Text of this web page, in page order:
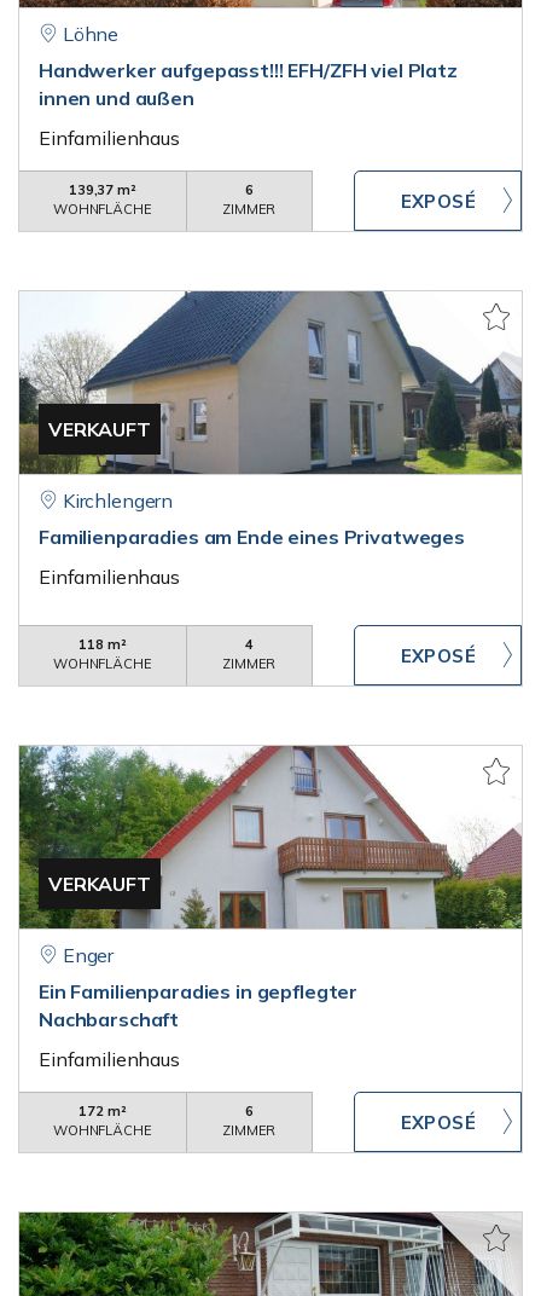
Löhne
Handwerker aufgepasst!!! EFH/ZFH viel Platz
innen und außen
Einfamilienhaus
139,37 m²
WOHNFLÄCHE
6
ZIMMER
VERKAUFT
Kirchlengern
Familienparadies am Ende eines Privatweges
Einfamilienhaus
118 m²
WOHNFLÄCHE
4
ZIMMER
VERKAUFT
Enger
Ein Familienparadies in gepflegter
Nachbarschaft
Einfamilienhaus
172 m²
WOHNFLÄCHE
6
ZIMMER